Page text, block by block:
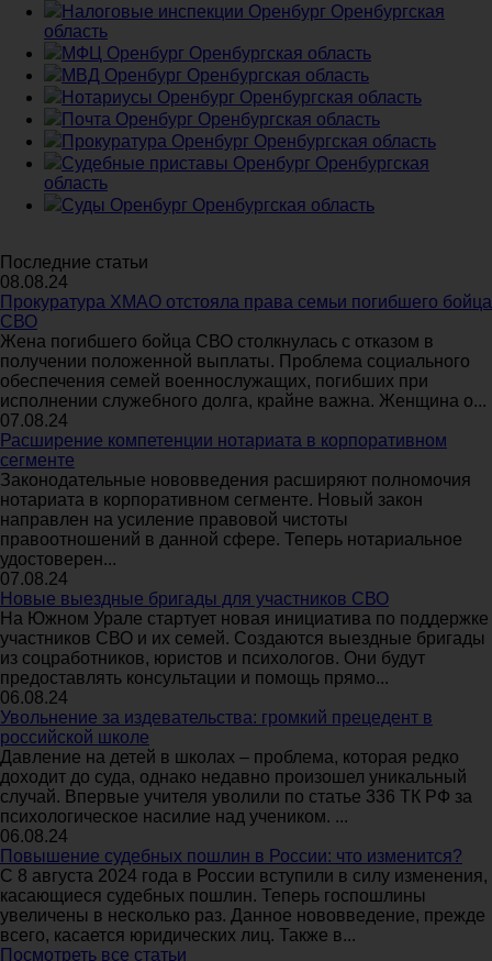
Налоговые инспекции Оренбург Оренбургская
область
МФЦ Оренбург Оренбургская область
МВД Оренбург Оренбургская область
Нотариусы Оренбург Оренбургская область
Почта Оренбург Оренбургская область
Прокуратура Оренбург Оренбургская область
Судебные приставы Оренбург Оренбургская
область
Суды Оренбург Оренбургская область
Последние статьи
08.08.24
Прокуратура ХМАО отстояла права семьи погибшего бойца
СВО
Жена погибшего бойца СВО столкнулась с отказом в
получении положенной выплаты. Проблема социального
обеспечения семей военнослужащих, погибших при
исполнении служебного долга, крайне важна. Женщина о...
07.08.24
Расширение компетенции нотариата в корпоративном
сегменте
Законодательные нововведения расширяют полномочия
нотариата в корпоративном сегменте. Новый закон
направлен на усиление правовой чистоты
правоотношений в данной сфере. Теперь нотариальное
удостоверен...
07.08.24
Новые выездные бригады для участников СВО
На Южном Урале стартует новая инициатива по поддержке
участников СВО и их семей. Создаются выездные бригады
из соцработников, юристов и психологов. Они будут
предоставлять консультации и помощь прямо...
06.08.24
Увольнение за издевательства: громкий прецедент в
российской школе
Давление на детей в школах – проблема, которая редко
доходит до суда, однако недавно произошел уникальный
случай. Впервые учителя уволили по статье 336 ТК РФ за
психологическое насилие над учеником. ...
06.08.24
Повышение судебных пошлин в России: что изменится?
С 8 августа 2024 года в России вступили в силу изменения,
касающиеся судебных пошлин. Теперь госпошлины
увеличены в несколько раз. Данное нововведение, прежде
всего, касается юридических лиц. Также в...
Посмотреть все статьи